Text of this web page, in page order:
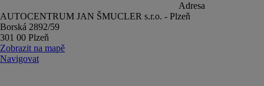
Adresa
AUTOCENTRUM JAN ŠMUCLER s.r.o. - Plzeň
Borská 2892/59
301 00 Plzeň
Zobrazit na mapě
Navigovat